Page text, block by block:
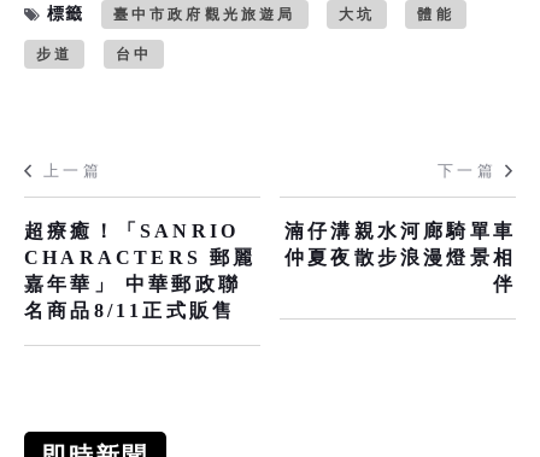
標籤 臺中市政府觀光旅遊局 大坑 體能
步道 台中
上一篇
超療癒！「SANRIO
CHARACTERS 郵麗
嘉年華」 中華郵政聯
名商品8/11正式販售
下一篇
湳仔溝親水河廊騎單車
仲夏夜散步浪漫燈景相
伴